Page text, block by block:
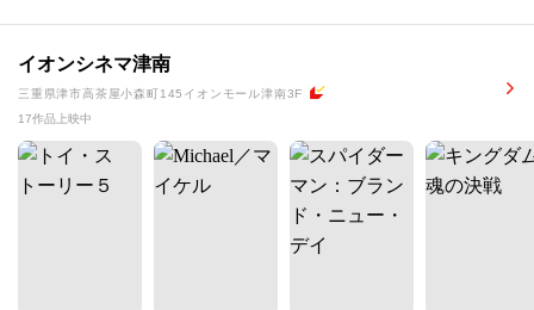
イオンシネマ津南
三重県津市高茶屋小森町145イオンモール津南3F
17作品上映中